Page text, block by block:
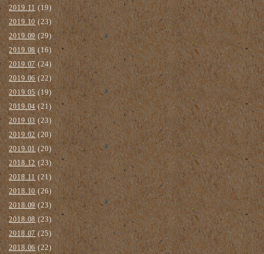
2019.11(19)
2019.10(23)
2019.09(29)
2019.08(16)
2019.07(24)
2019.06(22)
2019.05(19)
2019.04(21)
2019.03(23)
2019.02(20)
2019.01 (20)
2018.12 (23)
2018.11(21)
2018.10(26)
2018.09 (23)
2018.08(23)
2018.07(25)
2018.06 (22)